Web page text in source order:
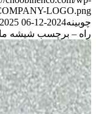
2024-12-06
2025-10-31 13:25:26
شیشه ماتکن راه